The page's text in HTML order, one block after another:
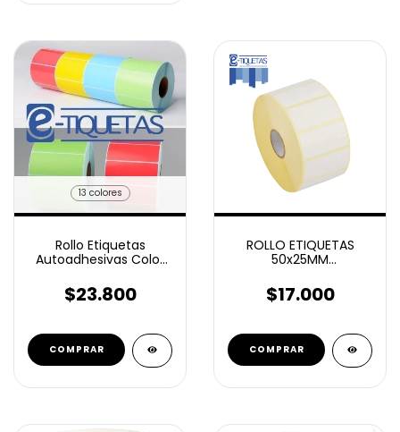
13 colores
Rollo Etiquetas
Autoadhesivas Color
Unidades
$23.800
COMPRAR
ROLLO ETIQUETAS
50x25MM
TERMICO ECO 1800
$17.000